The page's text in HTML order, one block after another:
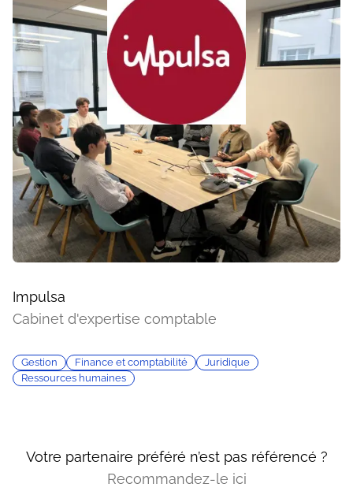
Impulsa
Cabinet d'expertise comptable
Gestion Finance et comptabilité
Juridique
Ressources humaines
Votre partenaire préféré n’est pas référencé ?
Recommandez-le ici